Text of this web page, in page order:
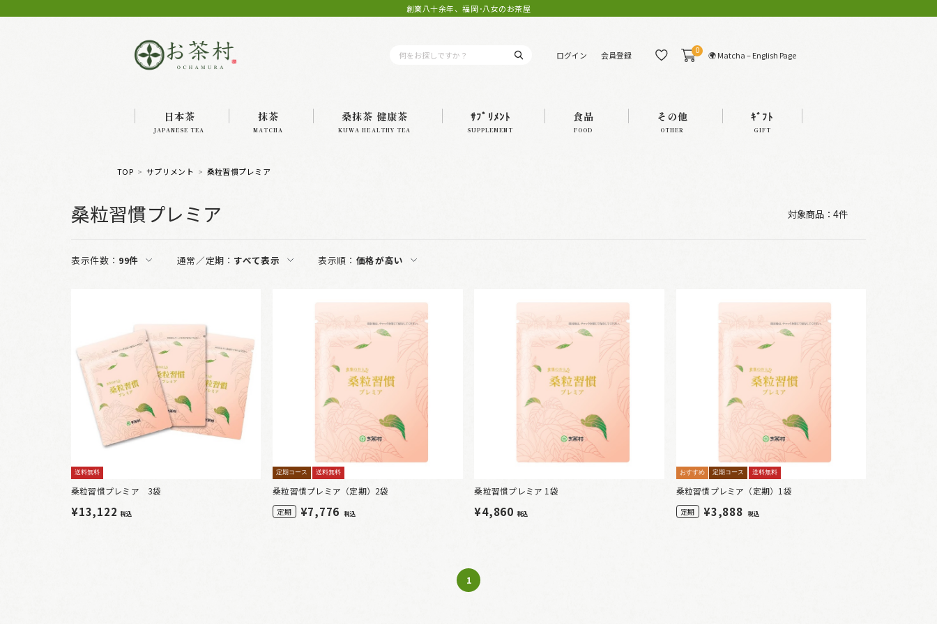
創業八十余年、福岡･八女のお茶屋
ログイン 会員登録 0 🌍 Matcha – English Page
日本茶
JAPANESE TEA
抹茶
MATCHA
桑抹茶 健康茶
KUWA HEALTHY TEA
ｻﾌﾟﾘﾒﾝﾄ
SUPPLEMENT
食品
FOOD
その他
OTHER
ｷﾞﾌﾄ
GIFT
TOP サプリメント 桑粒習慣プレミア
桑粒習慣プレミア 対象商品：4件
表示件数： 99件 通常／定期： すべて表示 表示順： 価格が高い
送料無料
桑粒習慣プレミア 3袋
¥13,122税込
定期コース 送料無料
桑粒習慣プレミア（定期）2袋
定期 ¥7,776 税込
桑粒習慣プレミア 1袋
¥4,860 税込
おすすめ 定期コース 送料無料
桑粒習慣プレミア（定期）1袋
定期 ¥3,888 税込
1